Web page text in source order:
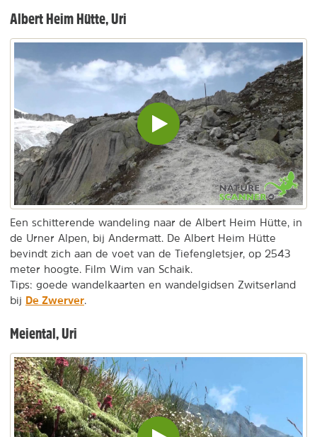
Albert Heim Hütte, Uri
Video
inladen
en
afspelen
Een schitterende wandeling naar de Albert Heim Hütte, in
de Urner Alpen, bij Andermatt. De Albert Heim Hütte
bevindt zich aan de voet van de Tiefengletsjer, op 2543
meter hoogte. Film Wim van Schaik.
Tips: goede wandelkaarten en wandelgidsen Zwitserland
bij De Zwerver
Meiental, Uri